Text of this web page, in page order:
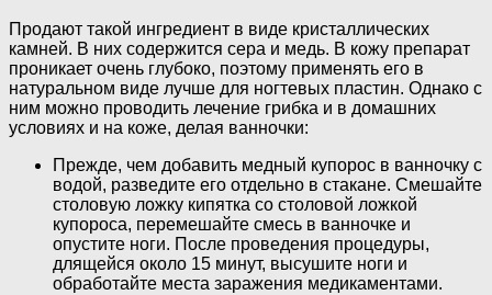
Продают такой ингредиент в виде кристаллических
камней. В них содержится сера и медь. В кожу препарат
проникает очень глубоко, поэтому применять его в
натуральном виде лучше для ногтевых пластин. Однако с
ним можно проводить лечение грибка и в домашних
условиях и на коже, делая ванночки:
Прежде, чем добавить медный купорос в ванночку с
водой, разведите его отдельно в стакане. Смешайте
столовую ложку кипятка со столовой ложкой
купороса, перемешайте смесь в ванночке и
опустите ноги. После проведения процедуры,
длящейся около 15 минут, высушите ноги и
обработайте места заражения медикаментами.